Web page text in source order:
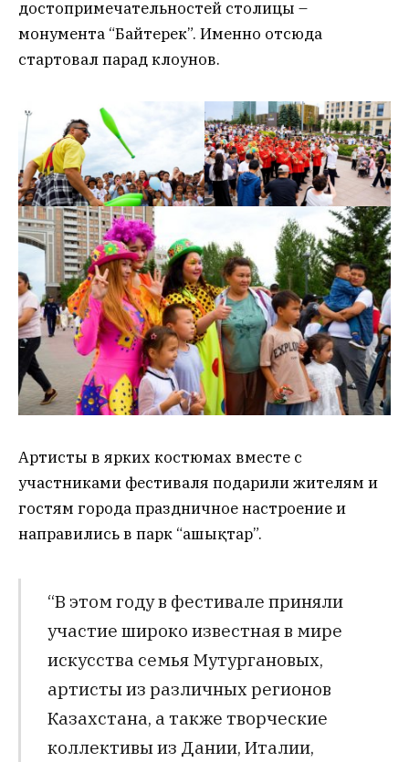
достопримечательностей столицы –
монумента “Байтерек”. Именно отсюда
стартовал парад клоунов.
Артисты в ярких костюмах вместе с
участниками фестиваля подарили жителям и
гостям города праздничное настроение и
направились в парк “Ғашықтар”.
“В этом году в фестивале приняли
участие широко известная в мире
искусства семья Мутургановых,
артисты из различных регионов
Казахстана, а также творческие
коллективы из Дании, Италии,